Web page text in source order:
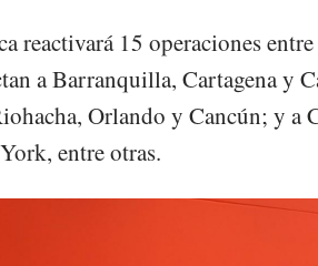
reactivará 15 operaciones
a Barranquilla, Cartagena y
Orlando y Cancún; y a
entre otras.